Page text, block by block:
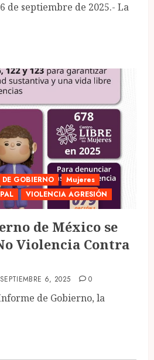
de septiembre de 2025.- La
DE GOBIERNO
Mujeres
VIOLENCIA AGRESIÓN
de México se
Violencia Contra
SEPTIEMBRE 6, 2025 0
de Gobierno, la